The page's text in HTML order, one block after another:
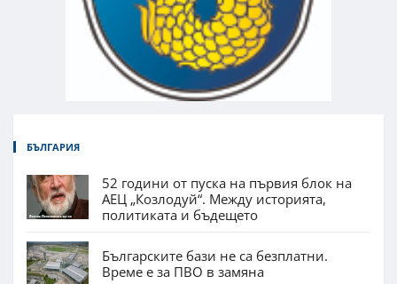
БЪЛГАРИЯ
52 години от пуска на първия блок на
АЕЦ „Козлодуй“. Между историята,
политиката и бъдещето
Българските бази не са безплатни.
Време е за ПВО в замяна